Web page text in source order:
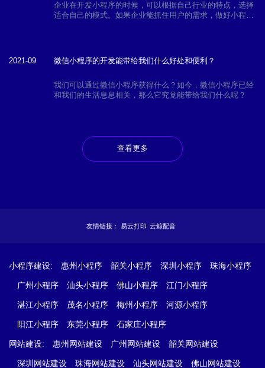
企业在开发小程序的时候，可以根据自己行业的特点，选择
适合自己的模式。如果企业能抓住用户的需求，做好小程序
2021-09 微信小程序的开发能带给我们什么好处和便利？
我们可以通过微信小程序获得什么？如今，微信小程序已经
和我们的生活息息相关，那么它究竟能带给我们什么呢？
查看更多
友情链接： 易云打印 云鲸配音
小程序建设: 惠州小程序 韶关小程序 深圳小程序 珠海小程序
广州小程序 汕头小程序 佛山小程序 江门小程序
湛江小程序 茂名小程序 梅州小程序 河源小程序
阳江小程序 东莞小程序 石家庄小程序
网站建设: 惠州网站建设 广州网站建设 韶关网站建设
深圳网站建设 珠海网站建设 汕头网站建设 佛山网站建设